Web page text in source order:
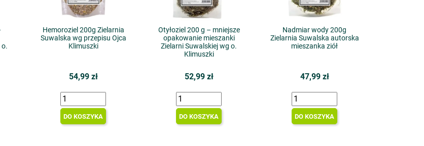
o.
Hemoroziel 200g Zielarnia
Suwalska wg przepisu Ojca
Klimuszki
54,99 zł
DO KOSZYKA
Otyłoziel 200 g – mniejsze
opakowanie mieszanki
Zielarni Suwalskiej wg o.
Klimuszki
52,99 zł
DO KOSZYKA
Nadmiar wody 200g
Zielarnia Suwalska autorska
mieszanka ziół
47,99 zł
DO KOSZYKA